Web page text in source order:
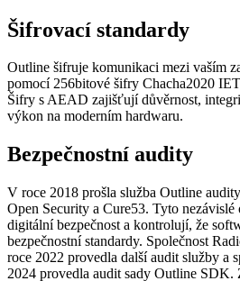
Šifrovací standardy
Outline šifruje komunikaci mezi vaším
pomocí 256bitové šifry Chacha2020
Šifry s AEAD zajišťují důvěrnost,
výkon na moderním hardwaru.
Bezpečnostní audity
V roce 2018 prošla služba Outline
Open Security a Cure53. Tyto nezávislé
digitální bezpečnost a kontrolují, že
bezpečnostní standardy. Společnost
roce 2022 provedla další audit služby a
2024 provedla audit sady Outline SDK.